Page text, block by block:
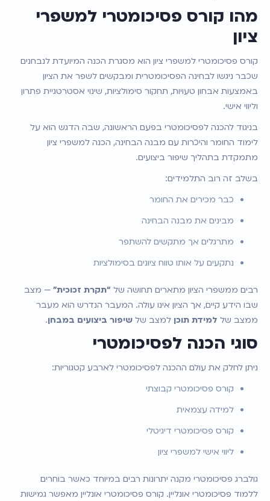
מהו קורס פסיכומטרי למשפרי
ציון
קורס פסיכומטרי למשפרי ציון הוא מסגרת הכנה המיועדת לנבחנים
שכבר ניגשו לבחינה הפסיכומטרית ומבקשים לשפר את הציון
באמצעות אבחון טעויות, תחקור סימולציות, שינוי אסטרטגיית פתרון
וליווי אישי.
בניגוד להכנה לפסיכומטרי בפעם הראשונה, שבה הדגש הוא על
לימוד החומר והיכרות עם מבנה הבחינה, הכנה למשפרי ציון
מתמקדת בתהליך שיפור ביצועים.
בשלב זה רוב התלמידים:
כבר מכירים את החומר
מבינים את מבנה הבחינה
מתרגלים אך מתקשים להשתפר
נתקעים על אותו טווח ציונים בסימולציות
רבים ממשפרי הציון מתארים תחושה של “תקרת זכוכית” — מצב
שבו הידע קיים, אך הציון אינו עולה. המעבר הנדרש הוא מעבר
ממצב של למידת תוכן למצב של שיפור ביצועים במבחן.
סוגי הכנה לפסיכומטרי
ניתן לחלק את עולם ההכנה לפסיכומטרי לארבע קטגוריות:
קורס פסיכומטרי קבוצתי
למידה עצמאית
קורס פסיכומטרי דיגיטלי
ליווי אישי למשפרי ציון
גולברג פסיכומטרי מקנה יתרונות רבים במיוחד כאשר בוחרים
ללמוד פסיכומטרי אונליין. קורס פסיכומטרי אונליין מאפשר גמישות